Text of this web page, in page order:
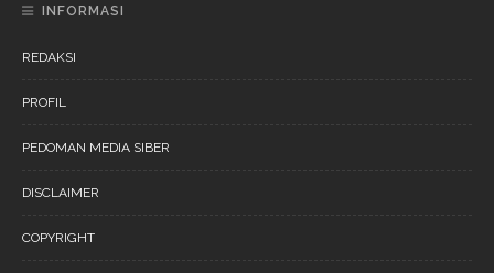
INFORMASI
REDAKSI
PROFIL
PEDOMAN MEDIA SIBER
DISCLAIMER
COPYRIGHT